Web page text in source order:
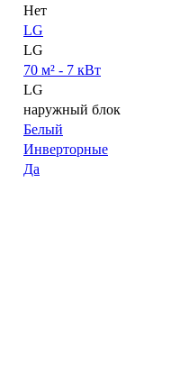
Нет
LG
LG
70 м² - 7 кВт
LG
наружный блок
Белый
Инверторные
Да